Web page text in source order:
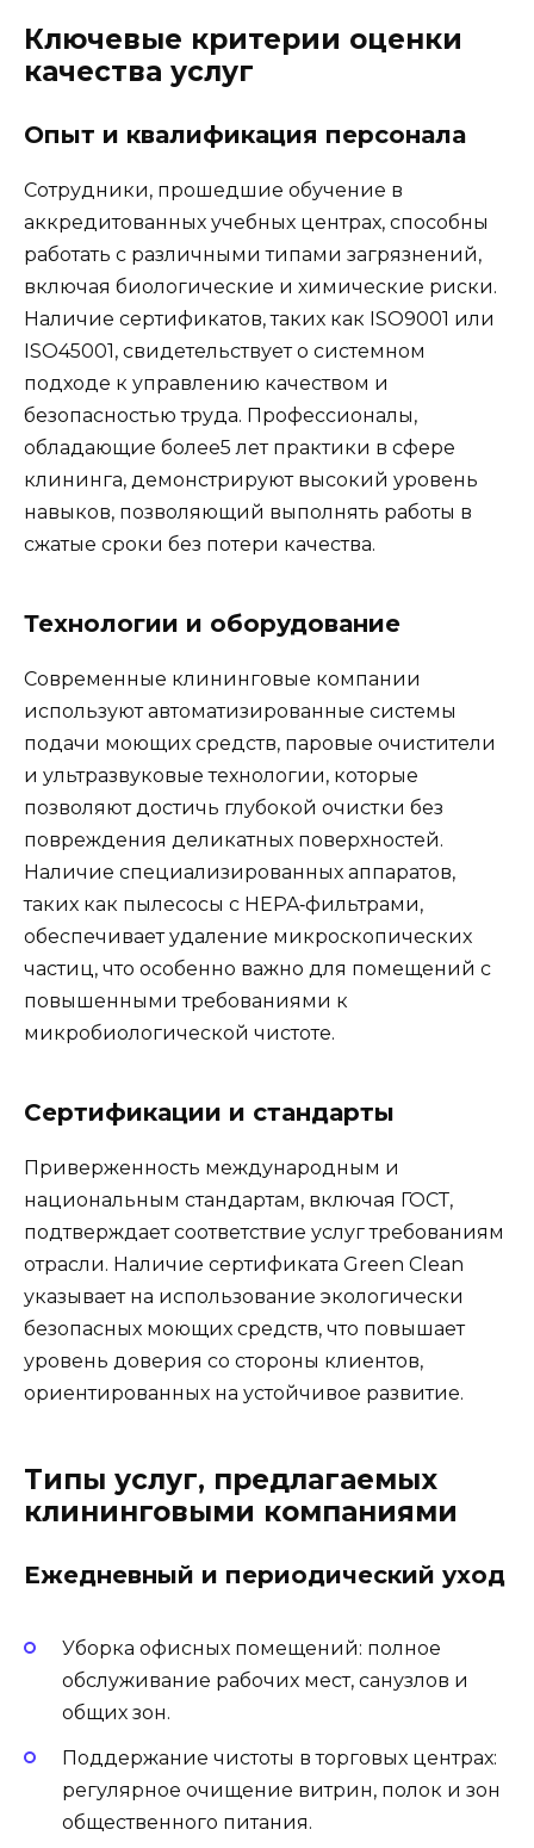
Ключевые критерии оценки
качества услуг
Опыт и квалификация персонала
Сотрудники, прошедшие обучение в
аккредитованных учебных центрах, способны
работать с различными типами загрязнений,
включая биологические и химические риски.
Наличие сертификатов, таких как ISO9001 или
ISO45001, свидетельствует о системном
подходе к управлению качеством и
безопасностью труда. Профессионалы,
обладающие более5 лет практики в сфере
клининга, демонстрируют высокий уровень
навыков, позволяющий выполнять работы в
сжатые сроки без потери качества.
Технологии и оборудование
Современные клининговые компании
используют автоматизированные системы
подачи моющих средств, паровые очистители
и ультразвуковые технологии, которые
позволяют достичь глубокой очистки без
повреждения деликатных поверхностей.
Наличие специализированных аппаратов,
таких как пылесосы с HEPA‑фильтрами,
обеспечивает удаление микроскопических
частиц, что особенно важно для помещений с
повышенными требованиями к
микробиологической чистоте.
Сертификации и стандарты
Приверженность международным и
национальным стандартам, включая ГОСТ,
подтверждает соответствие услуг требованиям
отрасли. Наличие сертификата Green Clean
указывает на использование экологически
безопасных моющих средств, что повышает
уровень доверия со стороны клиентов,
ориентированных на устойчивое развитие.
Типы услуг, предлагаемых
клининговыми компаниями
Ежедневный и периодический уход
Уборка офисных помещений: полное
обслуживание рабочих мест, санузлов и
общих зон.
Поддержание чистоты в торговых центрах:
регулярное очищение витрин, полок и зон
общественного питания.